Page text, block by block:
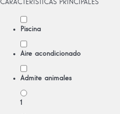
CARACTERÍSTICAS PRINCIPALES
Piscina
Aire acondicionado
Admite animales
1